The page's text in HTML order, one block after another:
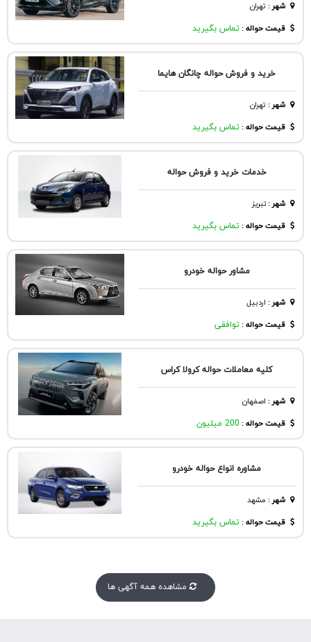
شهر: تهران
قیمت حواله : تماس بگیرید
خرید و فروش حواله چانگان هایما
شهر: تهران
قیمت حواله : تماس بگیرید
خدمات خرید و فروش حواله
شهر:تبريز
قیمت حواله : تماس بگیرید
مشاور حواله خودرو
شهر: اردبيل
قیمت حواله : توافقی
کلیه معاملات حواله کرولا کراس
شهر: اصفهان
قیمت حواله : 200 میلیون
مشاوره انواع حواله خودرو
شهر: مشهد
قیمت حواله : تماس بگیرید
مشاهده همه آگهی ها